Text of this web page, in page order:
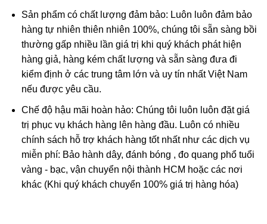
toát lên vẻ độc đáo, cá tính mà khó có thể tìm thấy được ở
bất kỳ loại đá tự nhiên nào khác
Sản phẩm có chất lượng đảm bảo: Luôn luôn đảm bảo
hàng tự nhiên thiên nhiên 100%, chúng tôi sẵn sàng bồi
thường gấp nhiều lần giá trị khi quý khách phát hiện
hàng giả, hàng kém chất lượng và sẵn sàng đưa đi
kiểm định ở các trung tâm lớn và uy tín nhất Việt Nam
nếu được yêu cầu.
Chế độ hậu mãi hoàn hảo: Chúng tôi luôn luôn đặt giá
trị phục vụ khách hàng lên hàng đầu. Luôn có nhiều
chính sách hỗ trợ khách hàng tốt nhất như các dịch vụ
miễn phí: Bảo hành dây, đánh bóng , đo quang phổ tuổi
vàng - bạc, vận chuyển nội thành HCM hoặc các nơi
khác (Khi quý khách chuyển 100% giá trị hàng hóa)